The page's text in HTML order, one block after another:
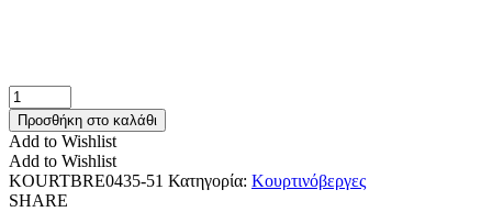
Κουρτινόβεργα
Μπρονζέ
E0435-
51
ποσότητα
Προσθήκη στο καλάθι
Add to Wishlist
Add to Wishlist
KOURTBRE0435-51 Κατηγορία: Κουρτινόβεργες
SHARE